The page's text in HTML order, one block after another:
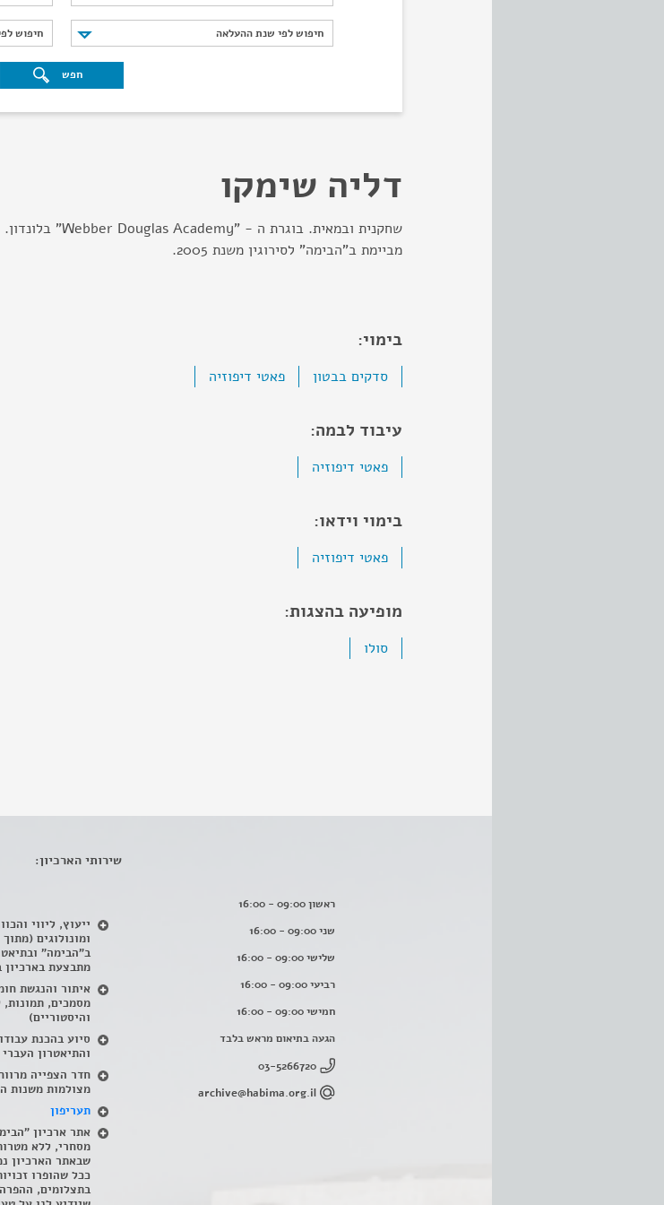
חיפוש לפי שנת ההעלאה
חיפוש לפי שנת ההעלאה חיפוש
חיפוש
חפש
דליה שימקו
שחקנית ובמאית. בוגרת ה - "Webber Douglas Academy" בלונדון.
מביימת ב"הבימה" לסירוגין משנת 2005.
בימוי:
סדקים בבטון פאטי דיפוזיה
עיבוד לבמה:
פאטי דיפוזיה
בימוי וידאו:
פאטי דיפוזיה
מופיעה בהצגות:
סולו
ראשון 09:00 - 16:00
שני 09:00 - 16:00
שלישי 09:00 - 16:00
רביעי 09:00 - 16:00
חמישי 09:00 - 16:00
הגעה בתיאום מראש בלבד
03-5266720
archive@habima.org.il
שירותי הארכיון:
ייעוץ, ליווי
ב"הבימה"
מתבצעת בארכיון
איתור והנגשת
מסמכים, תמונות,
והיסטוריים)
סיוע בהכנת
והתיאטרון
מצולמות משנות
תעריפון
אתר ארכיון
מסחרי, ללא
שבאתר הארכיון
ככל שהופרו
בתצלומים,